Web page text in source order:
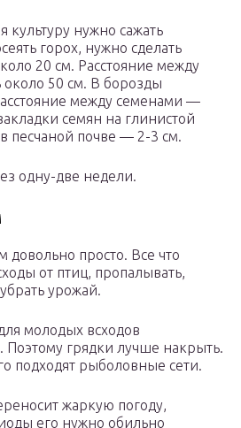
культуру нужно сажать
горох, нужно сделать
20 см. Расстояние между
50 см. В борозды
между семенами —
семян на глинистой
песчаной почве — 2-3 см.
одну-две недели.
довольно просто. Все что
от птиц, пропалывать,
урожай.
молодых всходов
Поэтому грядки лучше накрыть.
подходят рыболовные сети.
жаркую погоду,
его нужно обильно